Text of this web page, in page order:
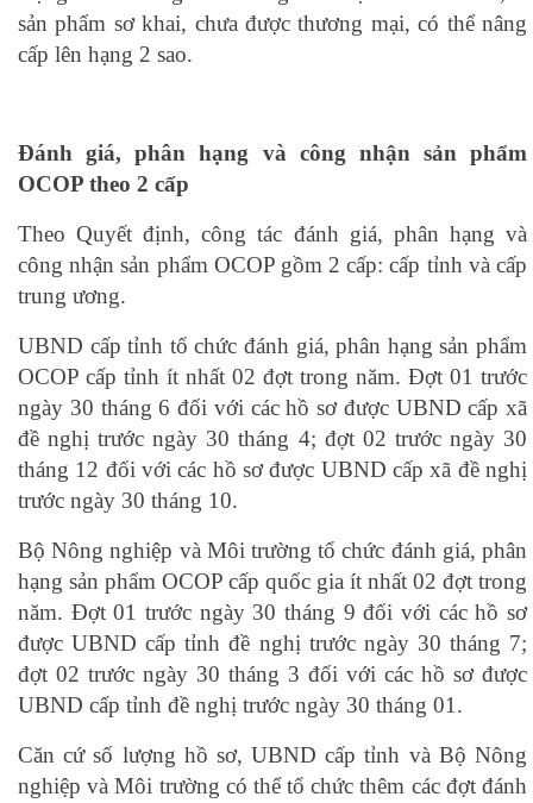
sản phẩm sơ khai, chưa được thương mại, có thể nâng
cấp lên hạng 2 sao.
Đánh giá, phân hạng và công nhận sản phẩm
OCOP theo 2 cấp
Theo Quyết định, công tác đánh giá, phân hạng và
công nhận sản phẩm OCOP gồm 2 cấp: cấp tỉnh và cấp
trung ương.
UBND cấp tỉnh tổ chức đánh giá, phân hạng sản phẩm
OCOP cấp tỉnh ít nhất 02 đợt trong năm. Đợt 01 trước
ngày 30 tháng 6 đối với các hồ sơ được UBND cấp xã
đề nghị trước ngày 30 tháng 4; đợt 02 trước ngày 30
tháng 12 đối với các hồ sơ được UBND cấp xã đề nghị
trước ngày 30 tháng 10.
Bộ Nông nghiệp và Môi trường tổ chức đánh giá, phân
hạng sản phẩm OCOP cấp quốc gia ít nhất 02 đợt trong
năm. Đợt 01 trước ngày 30 tháng 9 đối với các hồ sơ
được UBND cấp tỉnh đề nghị trước ngày 30 tháng 7;
đợt 02 trước ngày 30 tháng 3 đối với các hồ sơ được
UBND cấp tỉnh đề nghị trước ngày 30 tháng 01.
Căn cứ số lượng hồ sơ, UBND cấp tỉnh và Bộ Nông
nghiệp và Môi trường có thể tổ chức thêm các đợt đánh